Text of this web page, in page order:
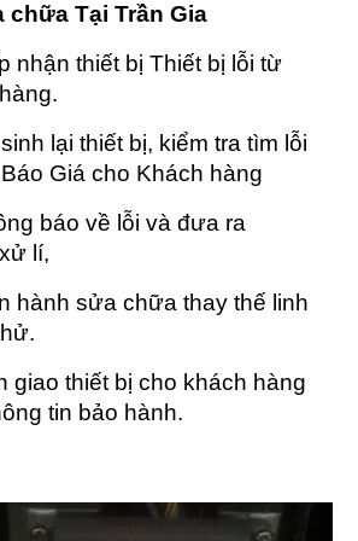
chữa Tại Trần Gia
nhận thiết bị Thiết bị lỗi từ
lại thiết bị, kiểm tra tìm lỗi
Giá cho Khách hàng
báo về lỗi và đưa ra
lí,
hành sửa chữa thay thế linh
giao thiết bị cho khách hàng
tin bảo hành.